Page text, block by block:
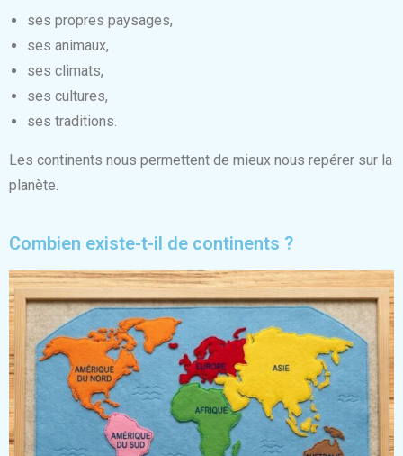
ses propres paysages,
ses animaux,
ses climats,
ses cultures,
ses traditions.
Les continents nous permettent de mieux nous repérer sur la
planète.
Combien existe-t-il de continents ?